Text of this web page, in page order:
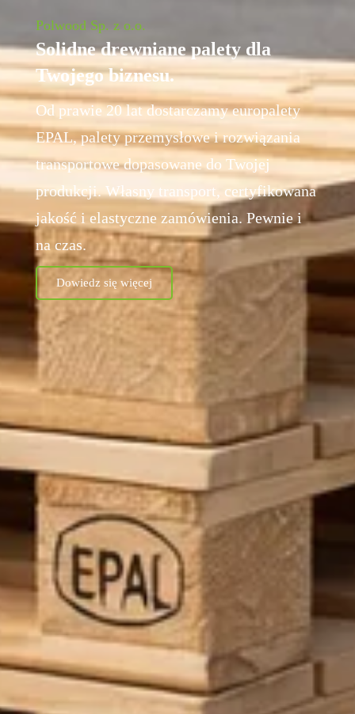
Polwood Sp. z o.o.
Solidne drewniane palety dla
Twojego biznesu.
Od prawie 20 lat dostarczamy europalety
EPAL, palety przemysłowe i rozwiązania
transportowe dopasowane do Twojej
produkcji. Własny transport, certyfikowana
jakość i elastyczne zamówienia. Pewnie i
na czas.
Dowiedz się więcej